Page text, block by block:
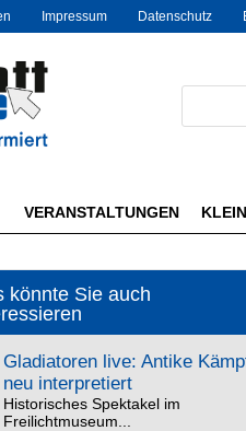
Impressum Datenschutz
VERANSTALTUNGEN
könnte Sie auch
Gladiatoren live: Antike
neu interpretiert
Historisches Spektakel im
Freilichtmuseum...